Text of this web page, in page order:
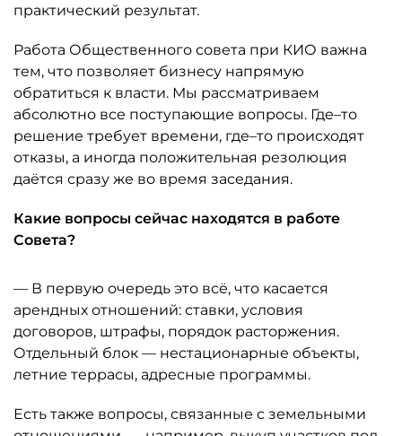
практический результат.
Работа Общественного совета при КИО важна
тем, что позволяет бизнесу напрямую
обратиться к власти. Мы рассматриваем
абсолютно все поступающие вопросы. Где–то
решение требует времени, где–то происходят
отказы, а иногда положительная резолюция
даётся сразу же во время заседания.
Какие вопросы сейчас находятся в работе
Совета?
— В первую очередь это всё, что касается
арендных отношений: ставки, условия
договоров, штрафы, порядок расторжения.
Отдельный блок — нестационарные объекты,
летние террасы, адресные программы.
Есть также вопросы, связанные с земельными